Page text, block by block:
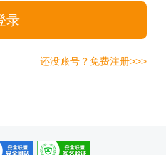
录
还没账号？免费注册>>>